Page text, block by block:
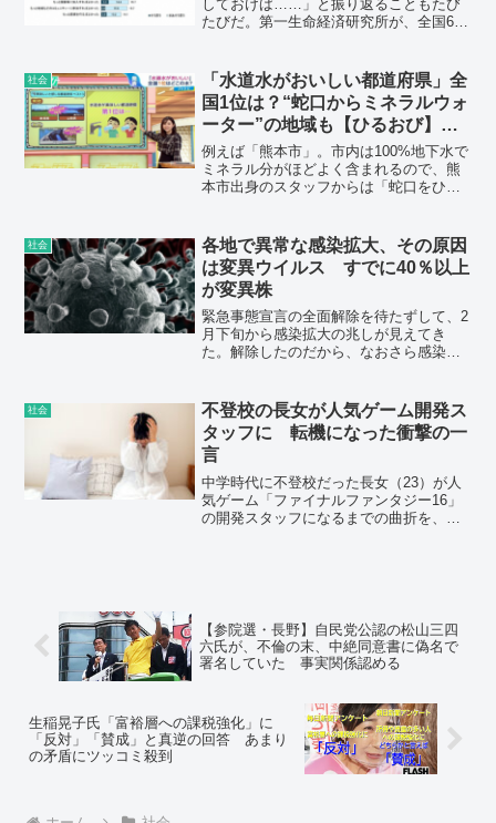
しておけば……」と振り返ることもたび
たびだ。第一生命経済研究所が、全国60
り直したい」事柄をまとめた。最も多か
った後悔は――。
社会
「水道水がおいしい都道府県」全
国1位は？“蛇口からミネラルウォ
ーター”の地域も【ひるおび】
TBS NEWS DIG
例えば「熊本市」。市内は100%地下水で
ミネラル分がほどよく含まれるので、熊
本市出身のスタッフからは「蛇口をひね
け込んでいるので清涼感が楽しめるそう
です。ちなみに東京都のランキングは36
位でした。
社会
各地で異常な感染拡大、その原因
は変異ウイルス すでに40％以上
が変異株
緊急事態宣言の全面解除を待たずして、2
月下旬から感染拡大の兆しが見えてき
た。解除したのだから、なおさら感染は
筑波大教授（社会シミュレーション学）
は、国内で新型コロナウイルス変異株に
よる感染拡大が続くと、ワクチン接種が
進んでも、東京都内ではこれまでの感染
規模を上回る可能性があると試算した。
すなわち、ワクチン接種さえすれば手放
しで安心できる、という状況にはならな
い可能性がある。
社会
不登校の長女が人気ゲーム開発ス
タッフに 転機になった衝撃の一
言
中学時代に不登校だった長女（23）が人
気ゲーム「ファイナルファンタジー16」
の開発スタッフになるまでの曲折を、ボ
【参院選・長野】自民党公認の松山三四
六氏が、不倫の末、中絶同意書に偽名で
署名していた 事実関係認める
生稲晃子氏「富裕層への課税強化」に
「反対」「賛成」と真逆の回答 あまり
の矛盾にツッコミ殺到